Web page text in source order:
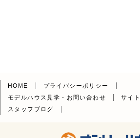
HOME
プライバシーポリシー
モデルハウス見学・お問い合わせ
サイ
スタッフブログ